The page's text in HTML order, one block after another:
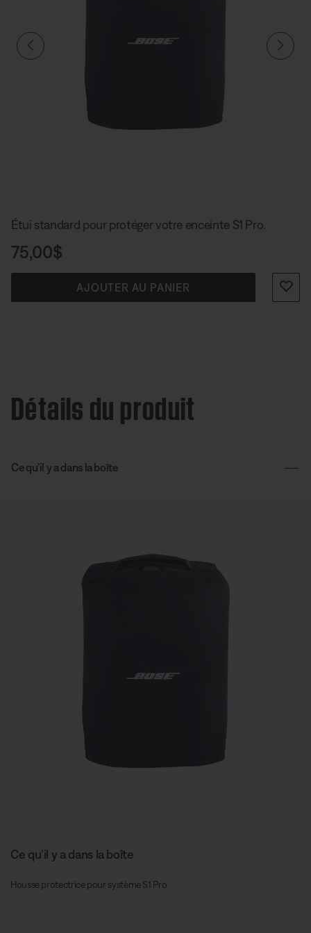
Étui standard pour protéger votre enceinte S1 Pro.
Prix :
75,00$
AJOUTER AU PANIER
Détails du produit
Ce qu’il y a dans la boîte
Ce qu’il y a dans la boîte
Housse protectrice pour système S1 Pro